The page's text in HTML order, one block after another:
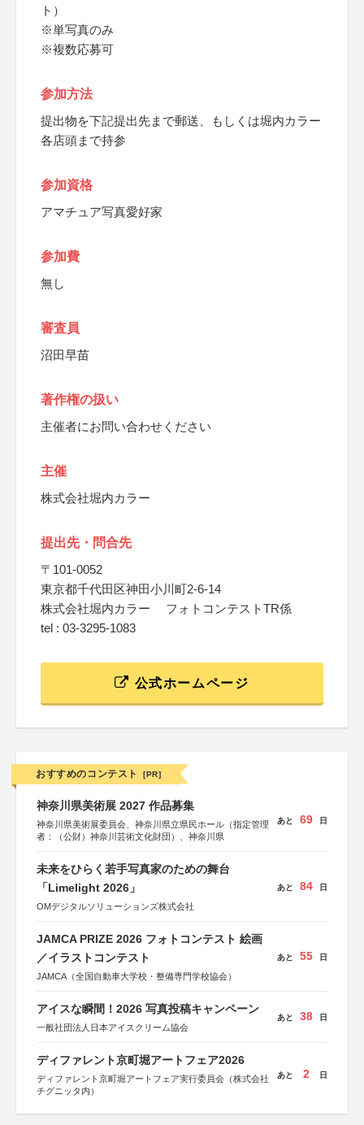
ト）
※単写真のみ
※複数応募可
参加方法
提出物を下記提出先まで郵送、もしくは堀内カラー
各店頭まで持参
参加資格
アマチュア写真愛好家
参加費
無し
審査員
沼田早苗
著作権の扱い
主催者にお問い合わせください
主催
株式会社堀内カラー
提出先・問合先
〒101-0052
東京都千代田区神田小川町2-6-14
株式会社堀内カラー フォトコンテストTR係
tel : 03-3295-1083
公式ホームページ
おすすめのコンテスト [PR]
神奈川県美術展 2027 作品募集
神奈川県美術展委員会、神奈川県立県民ホール（指定管理
者：（公財）神奈川芸術文化財団）、神奈川県
あと 69 日
未来をひらく若手写真家のための舞台
「Limelight 2026」
OMデジタルソリューションズ株式会社
あと 84 日
JAMCA PRIZE 2026 フォトコンテスト 絵画
／イラストコンテスト
JAMCA（全国自動車大学校・整備専門学校協会）
あと 55 日
アイスな瞬間！2026 写真投稿キャンペーン
一般社団法人日本アイスクリーム協会
あと 38 日
ディファレント京町堀アートフェア2026
ディファレント京町堀アートフェア実行委員会（株式会社
チグニッタ内）
あと 2 日